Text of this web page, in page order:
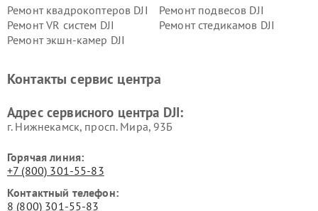
Ремонт квадрокоптеров DJI
Ремонт подвесов DJI
Ремонт VR систем DJI
Ремонт стедикамов DJI
Ремонт экшн-камер DJI
Контакты сервис центра
Адрес сервисного центра DJI:
г. Нижнекамск, просп. Мира, 93Б
Горячая линия:
+7 (800) 301-55-83
Контактный телефон:
8 (800) 301-55-83